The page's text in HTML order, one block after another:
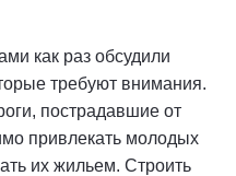
как раз обсудили
требуют внимания.
пострадавшие от
привлекать молодых
их жильем. Строить